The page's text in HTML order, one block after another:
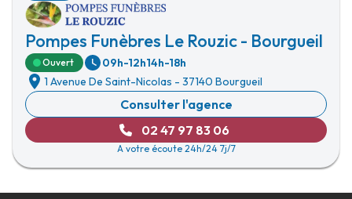
Pompes Funèbres Le Rouzic - Bourgueil
Ouvert 09h-12h14h-18h
1 Avenue De Saint-Nicolas - 37140 Bourgueil
Consulter l'agence
02 47 97 83 06
A votre écoute 24h/24 7j/7